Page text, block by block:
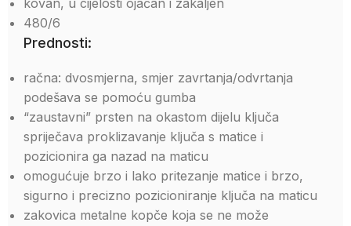
kovan, u cijelosti ojačan i zakaljen
480/6
Prednosti:
račna: dvosmjerna, smjer zavrtanja/odvrtanja
podešava se pomoću gumba
“zaustavni” prsten na okastom dijelu ključa
spriječava proklizavanje ključa s matice i
pozicionira ga nazad na maticu
omogućuje brzo i lako pritezanje matice i brzo,
sigurno i precizno pozicioniranje ključa na maticu
zakovica metalne kopče koja se ne može